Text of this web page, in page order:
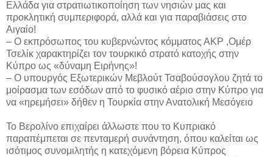
Ελλάδα για στρατιωτικοποίηση των νησιών μας και
προκλητική συμπεριφορά, αλλά και για παραβιάσεις στο
Αιγαίο!
– Ο εκπρόσωπος του κυβερνώντος κόμματος ΑΚΡ ,Ομέρ
Τσελίκ χαρακτηρίζει τον τουρκικό στρατό κατοχής στην
Κύπρο ως «δύναμη Ειρήνης»!
– Ο υπουργός Εξωτερικών Μεβλούτ Τσαβούσογλου ζητά το
μοίρασμα των εσόδων από το φυσικό αέριο στην Κύπρο για
να «ηρεμήσει» δήθεν η Τουρκία στην Ανατολική Μεσόγειο
Το Βερολίνο επιχαίρει άλλωστε που το Κυπριακό
παραπέμπεται σε πενταμερή συνάντηση, όπου καλείται ως
ισότιμος συνομιλητής η κατεχόμενη βόρεια Κύπρος